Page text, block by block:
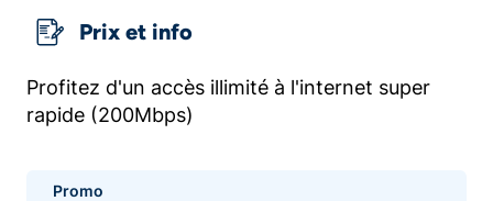
Prix et info
Profitez d'un accès illimité à l'internet super
rapide (200Mbps)
Promo